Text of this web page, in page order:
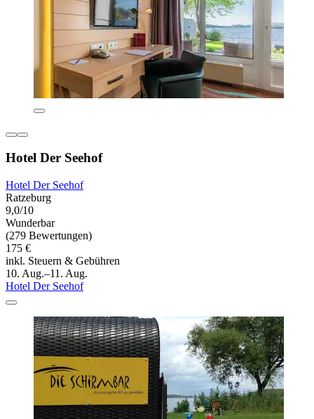
Hotel Der Seehof
Hotel Der Seehof
Ratzeburg
9,0/10
Wunderbar
(279 Bewertungen)
175 €
inkl. Steuern & Gebühren
10. Aug.–11. Aug.
Hotel Der Seehof